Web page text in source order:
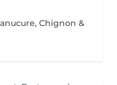
Chignon &